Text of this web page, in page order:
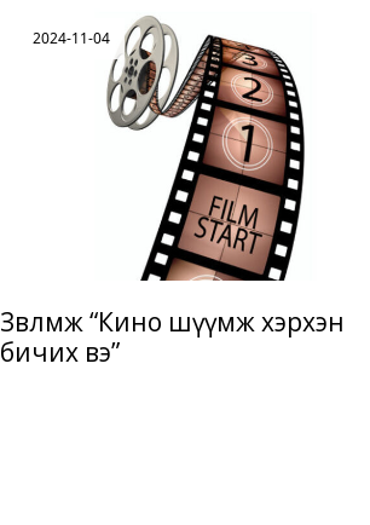
2024-11-04
Зөвлөмж “Кино шүүмж хэрхэн
бичих вэ”